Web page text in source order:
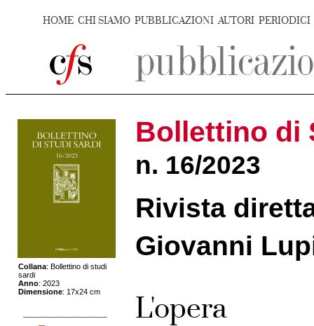
HOME CHI SIAMO PUBBLICAZIONI AUTORI PERIODICI
Collana: Bollettino di studi
sardi
Anno: 2023
Dimensione: 17x24 cm
Bollettino di
n. 16/2023
Rivista
Giovanni
L'opera